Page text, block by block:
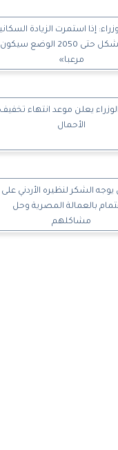
إذا استمرت الزيادة
بهذا الشكل حتى 2050 الوضع سيكون
مرعبا»
يعلن موعد انتهاء تخفيف
الأحمال
يوجه الشكر لنظيره الأردني على
بالعمالة المصرية وحل
مشاكلهم